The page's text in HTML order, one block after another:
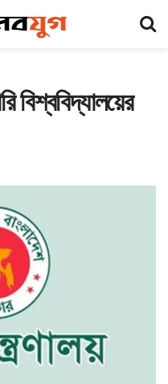
বিশ্ববিদ্যালয়ের